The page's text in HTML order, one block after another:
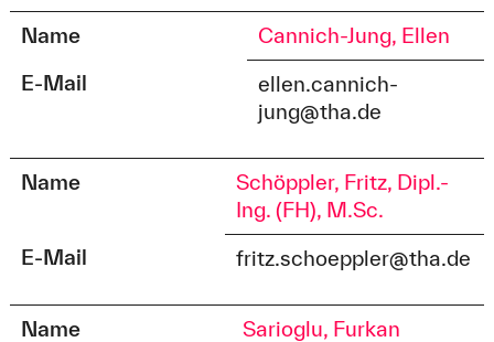
Name
Cannich-Jung, Ellen
E-Mail
ellen.cannich-
jung@tha.de
Name
Schöppler, Fritz, Dipl.-
Ing. (FH), M.Sc.
E-Mail
fritz.schoeppler@tha.de
Name
Sarioglu, Furkan